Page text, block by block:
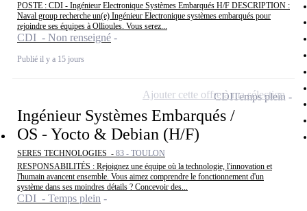
POSTE : CDI - Ingénieur Electronique Systèmes Embarqués H/F DESCRIPTION :
Naval group recherche un(e) Ingénieur Electronique systèmes embarqués pour
rejoindre ses équipes à Ollioules. Vous serez...
CDI - Non renseigné
Publié il y a 15 jours
Ingénieur Systèmes Embarqués /
OS - Yocto & Debian (H/F)
SERES TECHNOLOGIES - 83 - TOULON
RESPONSABILITÉS : Rejoignez une équipe où la technologie, l'innovation et
l'humain avancent ensemble. Vous aimez comprendre le fonctionnement d'un
système dans ses moindres détails ? Concevoir des...
CDI - Temps plein
CDITemps plein
Ajouter cette offre à ma sélection